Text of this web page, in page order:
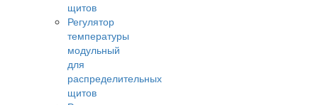
щитов
Регулятор
температуры
модульный
для
распределительных
щитов